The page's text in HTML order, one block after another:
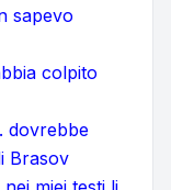
sapevo
colpito
dovrebbe
Brasov